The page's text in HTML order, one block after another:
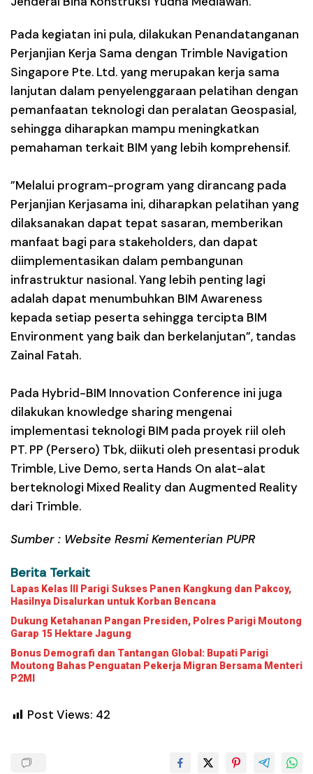
Pada kegiatan ini pula, dilakukan Penandatanganan
Perjanjian Kerja Sama dengan Trimble Navigation
Singapore Pte. Ltd. yang merupakan kerja sama
lanjutan dalam penyelenggaraan pelatihan dengan
pemanfaatan teknologi dan peralatan Geospasial,
sehingga diharapkan mampu meningkatkan
pemahaman terkait BIM yang lebih komprehensif.
”Melalui program-program yang dirancang pada
Perjanjian Kerjasama ini, diharapkan pelatihan yang
dilaksanakan dapat tepat sasaran, memberikan
manfaat bagi para stakeholders, dan dapat
diimplementasikan dalam pembangunan
infrastruktur nasional. Yang lebih penting lagi
adalah dapat menumbuhkan BIM Awareness
kepada setiap peserta sehingga tercipta BIM
Environment yang baik dan berkelanjutan”, tandas
Zainal Fatah.
Pada Hybrid-BIM Innovation Conference ini juga
dilakukan knowledge sharing mengenai
implementasi teknologi BIM pada proyek riil oleh
PT. PP (Persero) Tbk, diikuti oleh presentasi produk
Trimble, Live Demo, serta Hands On alat-alat
berteknologi Mixed Reality dan Augmented Reality
dari Trimble.
Sumber : Website Resmi Kementerian PUPR
Berita Terkait
Lapas Kelas III Parigi Sukses Panen Kangkung dan Pakcoy,
Hasilnya Disalurkan untuk Korban Bencana
Dukung Ketahanan Pangan Presiden, Polres Parigi Moutong
Garap 15 Hektare Jagung
Bonus Demografi dan Tantangan Global: Bupati Parigi
Moutong Bahas Penguatan Pekerja Migran Bersama Menteri
P2MI
Post Views: 42